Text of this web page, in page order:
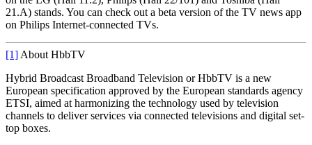
21.A) stands. You can check out a beta version of the TV news app
on Philips Internet-connected TVs.
[1] About HbbTV
Hybrid Broadcast Broadband Television or HbbTV is a new
European specification approved by the European standards agency
ETSI, aimed at harmonizing the technology used by television
channels to deliver services via connected televisions and digital set-
top boxes.